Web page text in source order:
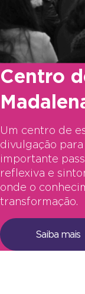
Centro
Um centro de
divulgação
importante
reflexiva e
onde o
transformação.
Saiba mais